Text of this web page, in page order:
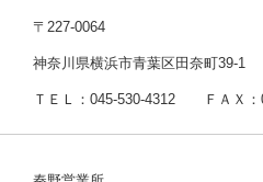
〒227-0064
神奈川県横浜市青葉区田奈町39-1
ＴＥＬ：045-530-4312 ＦＡＸ：